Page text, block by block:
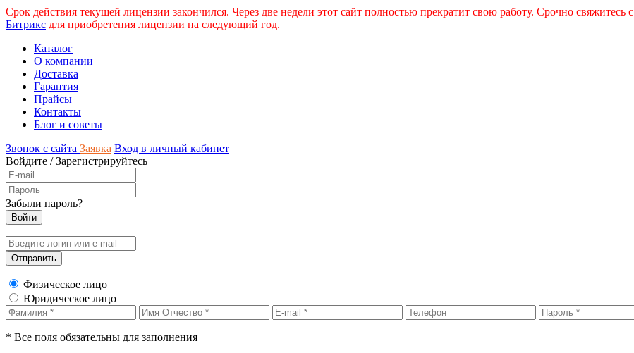
Срок действия текущей лицензии закончился. Через две недели этот сайт полностью прекратит свою работу. Срочно свяжитесь с
Битрикс для приобретения лицензии на следующий год.
Каталог
О компании
Доставка
Гарантия
Прайсы
Контакты
Блог и советы
Звонок с сайта Заявка Вход в личный кабинет
Войдите /Зарегистрируйтесь
Забыли пароль?
Физическое лицо
Юридическое лицо
* Все поля обязательны для заполнения